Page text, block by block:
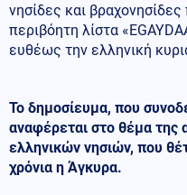
νησίδες και
περιβόητη λίστα
ευθέως την ελληνική
Το δημοσίευμα, που
αναφέρεται στο θέμα της
ελληνικών νησιών, που
χρόνια η Άγκυρα.